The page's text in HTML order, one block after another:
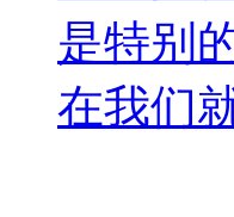
是特别
在我们